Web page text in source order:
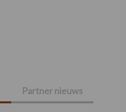
Partner nieuws